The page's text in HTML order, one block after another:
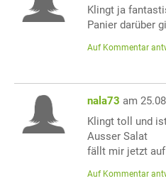
Klingt ja
Panier darüber
Auf Kommentar
nala73 am
Klingt toll und
Ausser Salat
fällt mir jetzt
Auf Kommentar